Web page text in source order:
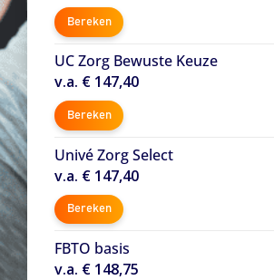
Bereken
UC Zorg Bewuste Keuze
v.a. € 147,40
Bereken
Univé Zorg Select
v.a. € 147,40
Bereken
FBTO basis
v.a. € 148,75